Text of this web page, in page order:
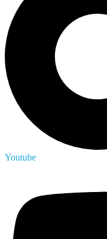
Youtube